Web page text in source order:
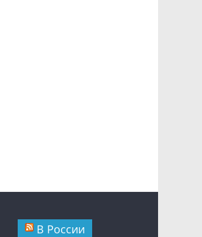
В России